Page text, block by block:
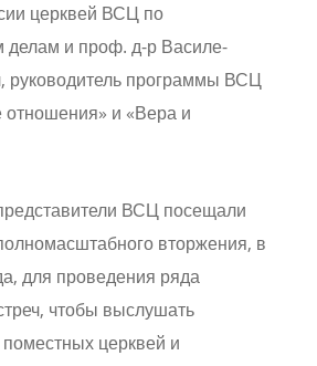
церквей ВСЦ по
и проф. д-р Василе-
руководитель программы ВСЦ
отношения» и «Вера и
ВСЦ посещали
вторжения, в
для проведения ряда
чтобы выслушать
церквей и